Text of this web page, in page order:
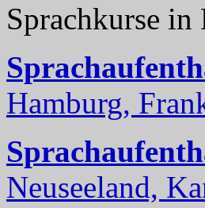
Sprachkurse
Hamburg,
Neuseeland,